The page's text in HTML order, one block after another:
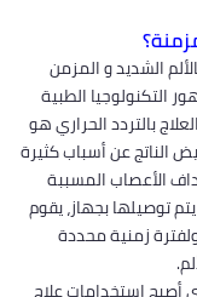
الشديد و المزمن
التكنولوجيا الطبية
بالتردد الحراري هو
الناتج عن أسباب كثيرة
الأعصاب المسببة
توصيلها بجهاز، يقوم
زمنية محددة
أصبح إستخدامات علاج